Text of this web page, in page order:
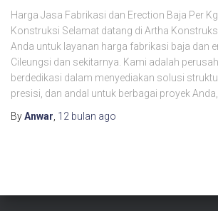
Harga Jasa Fabrikasi dan Erection Baja Per
Konstruksi Selamat datang di Artha
Anda untuk layanan harga fabrikasi baja dan
Cileungsi dan sekitarnya. Kami adalah
berdedikasi dalam menyediakan solusi
presisi, dan andal untuk berbagai proyek Anda,
ByAnwar 12 bulan ago